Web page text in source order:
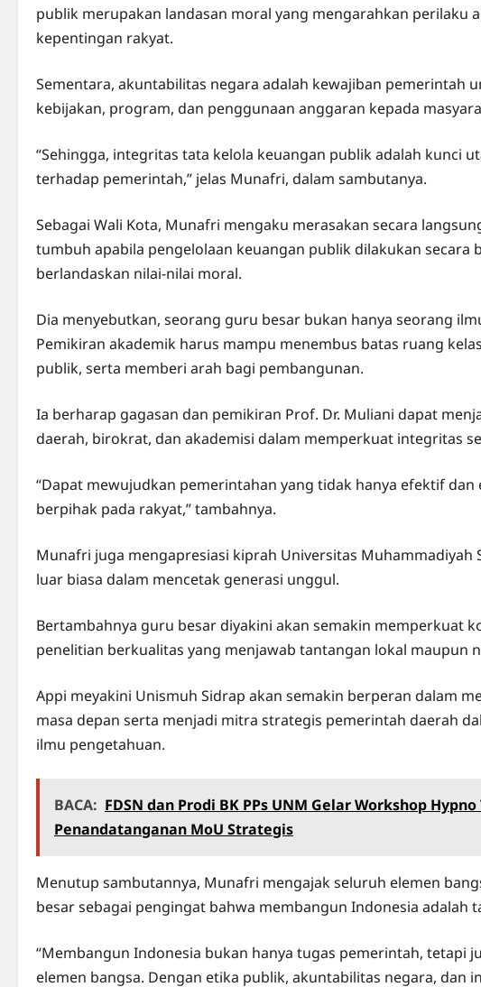
publik merupakan landasan moral yang mengarahkan perilaku
kepentingan rakyat.
Sementara, akuntabilitas negara adalah kewajiban pemerintah
kebijakan, program, dan penggunaan anggaran kepada
“Sehingga, integritas tata kelola keuangan publik adalah kunci
terhadap pemerintah,” jelas Munafri, dalam sambutanya.
Sebagai Wali Kota, Munafri mengaku merasakan secara
tumbuh apabila pengelolaan keuangan publik dilakukan secara
berlandaskan nilai-nilai moral.
Dia menyebutkan, seorang guru besar bukan hanya seorang
Pemikiran akademik harus mampu menembus batas ruang
publik, serta memberi arah bagi pembangunan.
Ia berharap gagasan dan pemikiran Prof. Dr. Muliani dapat
daerah, birokrat, dan akademisi dalam memperkuat integritas
“Dapat mewujudkan pemerintahan yang tidak hanya efektif
berpihak pada rakyat,” tambahnya.
Munafri juga mengapresiasi kiprah Universitas
luar biasa dalam mencetak generasi unggul.
Bertambahnya guru besar diyakini akan semakin memperkuat
penelitian berkualitas yang menjawab tantangan lokal maupun
Appi meyakini Unismuh Sidrap akan semakin berperan dalam
masa depan serta menjadi mitra strategis pemerintah daerah
ilmu pengetahuan.
BACA: FDSN dan Prodi BK PPs UNM Gelar Workshop
Penandatanganan MoU Strategis
Menutup sambutannya, Munafri mengajak seluruh elemen
besar sebagai pengingat bahwa membangun Indonesia adalah
“Membangun Indonesia bukan hanya tugas pemerintah, tetapi
elemen bangsa. Dengan etika publik, akuntabilitas negara, dan